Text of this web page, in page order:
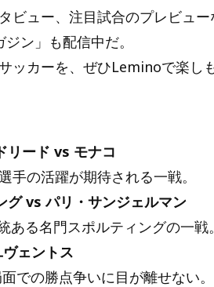
ビュー、注目試合のプレビュー
ン」も配信中だ。
ッカーを、ぜひLeminoで楽し
リード vs モナコ
の活躍が期待される一戦。
グ vs パリ・サンジェルマン
る名門スポルティングの一戦。
ェントス
での勝点争いに目が離せない。